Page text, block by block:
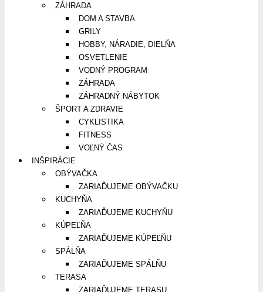
ZÁHRADA
DOM A STAVBA
GRILY
HOBBY, NÁRADIE, DIELŇA
OSVETLENIE
VODNÝ PROGRAM
ZÁHRADA
ZÁHRADNÝ NÁBYTOK
ŠPORT A ZDRAVIE
CYKLISTIKA
FITNESS
VOĽNÝ ČAS
INŠPIRÁCIE
OBÝVAČKA
ZARIAĎUJEME OBÝVAČKU
KUCHYŇA
ZARIAĎUJEME KUCHYŇU
KÚPEĽŇA
ZARIAĎUJEME KÚPEĽŇU
SPÁLŇA
ZARIAĎUJEME SPÁLŇU
TERASA
ZARIAĎUJEME TERASU